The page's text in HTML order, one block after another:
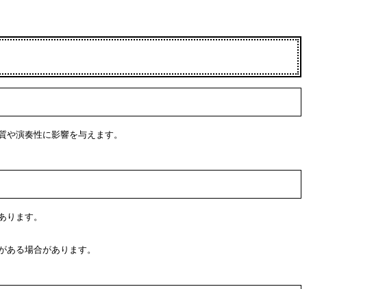
演奏性に影響を与えます。
ります。
る場合があります。